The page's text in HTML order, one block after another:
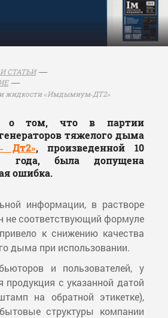
СТАТЬИ
жидкости «Имдымиум‑ДТ2»
о том, что в партии
тяжелого дыма
Дт2», произведенной 10
года, была допущена
ошибка.
информации, в растворе
не соответствующий формуле
к снижению качества
дыма при использовании.
и пользователей, у
продукция с указанной датой
на обратной этикетке),
структуры компании